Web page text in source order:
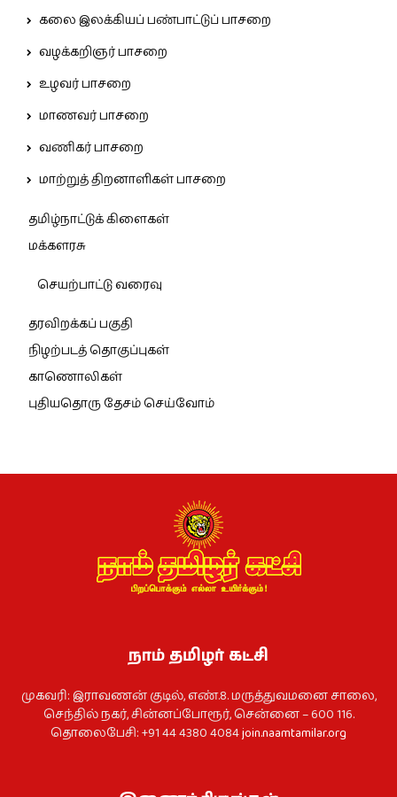
கலை இலக்கியப் பண்பாட்டுப் பாசறை
வழக்கறிஞர் பாசறை
உழவர் பாசறை
மாணவர் பாசறை
வணிகர் பாசறை
மாற்றுத் திறனாளிகள் பாசறை
தமிழ்நாட்டுக் கிளைகள்
மக்களரசு
செயற்பாட்டு வரைவு
தரவிறக்கப் பகுதி
நிழற்படத் தொகுப்புகள்
காணொலிகள்
புதியதொரு தேசம் செய்வோம்
நாம் தமிழர் கட்சி
முகவரி: இராவணன் குடில், எண்.8. மருத்துவமனை சாலை,
செந்தில் நகர், சின்னப்போரூர், சென்னை – 600 116.
தொலைபேசி: +91 44 4380 4084join.naamtamilar.org